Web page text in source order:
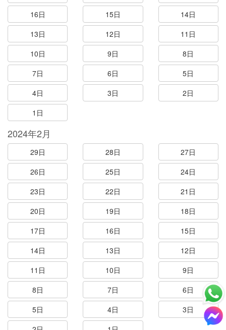
16日
15日
14日
13日
12日
11日
10日
9日
8日
7日
6日
5日
4日
3日
2日
1日
2024年2月
29日 28日
27日
26日
25日
24日
23日
22日
21日
20日
19日
18日
17日
16日
15日
14日
13日
12日
11日
10日
9日
8日
7日
6日
5日
4日
3日